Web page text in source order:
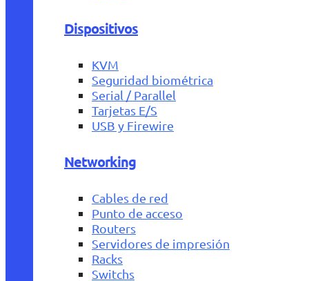
Dispositivos
KVM
Seguridad biométrica
Serial / Parallel
Tarjetas E/S
USB y Firewire
Networking
Cables de red
Punto de acceso
Routers
Servidores de impresión
Racks
Switchs